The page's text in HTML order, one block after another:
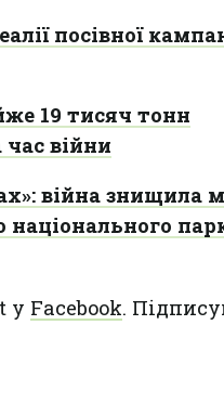
посівної
19 тисяч тонн
війни
війна знищила
національного
у Facebook.